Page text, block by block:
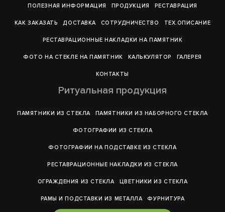
ПОЛЕЗНАЯ ИНФОРМАЦИЯ ПРОДУКЦИЯ РЕСТАВРАЦИЯ
КАК ЗАКАЗАТЬ ДОСТАВКА СОТРУДНИЧЕСТВО ТЕХ.ОПИСАНИЕ
РЕСТАВРАЦИОННЫЕ НАКЛАДКИ НА ПАМЯТНИК
ФОТО НА СТЕКЛЕ НА ПАМЯТНИК КАЛЬКУЛЯТОР ГАЛЕРEЯ
КОНТАКТЫ
Ритуальная продукция
ПАМЯТНИКИ ИЗ СТЕКЛА ПАМЯТНИКИ ИЗ НАБОРНОГО СТЕКЛА
ФОТОГРАФИИ ИЗ СТЕКЛА
ФОТОГРАФИИ НА ПОДСТАВКЕ ИЗ СТЕКЛА
РЕСТАВРАЦИОННЫЕ НАКЛАДКИ ИЗ СТЕКЛА
ОГРАЖДЕНИЯ ИЗ СТЕКЛА ЦВЕТНИКИ ИЗ СТЕКЛА
РАМЫ И ПОДСТАВКИ ИЗ МЕТАЛЛА ФУРНИТУРА